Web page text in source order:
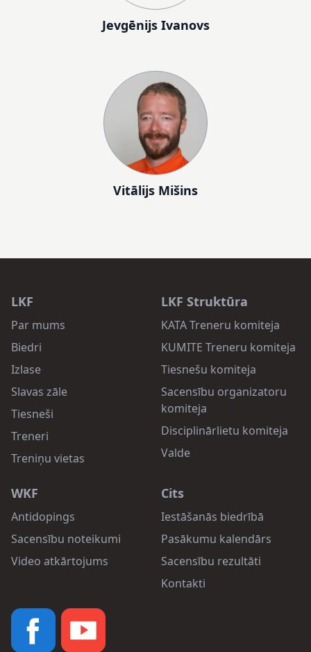
Jevgēnijs Ivanovs
Vitālijs Mišins
LKF
Par mums
Biedri
Izlase
Slavas zāle
Tiesneši
Treneri
Treniņu vietas
LKF Struktūra
KATA Treneru komiteja
KUMITE Treneru komiteja
Tiesnešu komiteja
Sacensību organizatoru
komiteja
Disciplinārlietu komiteja
Valde
WKF
Antidopings
Sacensību noteikumi
Video atkārtojums
Cits
Iestāšanās biedrībā
Pasākumu kalendārs
Sacensību rezultāti
Kontakti